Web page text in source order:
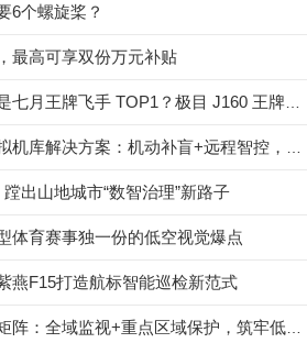
6个螺旋桨？
最高可享双份万元补贴
出山地城市“数智治理”新路子
体育赛事独一份的低空视觉爆点
燕F15打造航标智能巡检新范式